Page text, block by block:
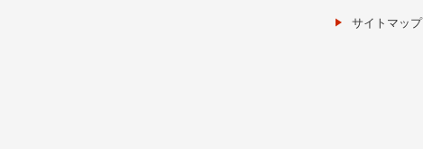
サイトマップ